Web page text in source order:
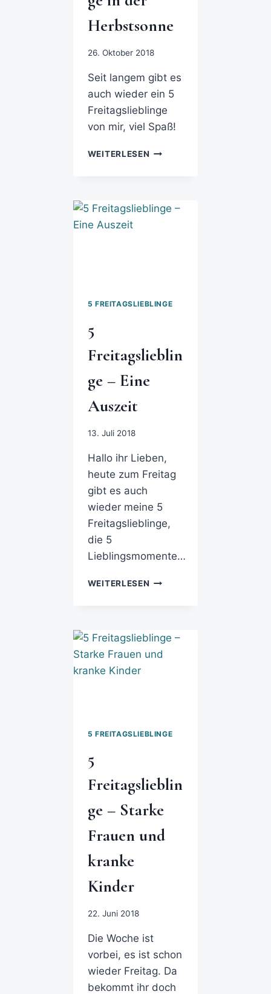
Herbstsonne
26. Oktober 2018
Seit langem gibt es
auch wieder ein 5
Freitagslieblinge
von mir, viel Spaß!
WEITERLESEN
5 FREITAGSLIEBLINGE
5
Freitagslieblin
ge – Eine
Auszeit
13. Juli 2018
Hallo ihr Lieben,
heute zum Freitag
gibt es auch
wieder meine 5
Freitagslieblinge,
die 5
Lieblingsmomente…
WEITERLESEN
5 FREITAGSLIEBLINGE
5
Freitagslieblin
ge – Starke
Frauen und
kranke
Kinder
22. Juni 2018
Die Woche ist
vorbei, es ist schon
wieder Freitag. Da
bekommt ihr doch